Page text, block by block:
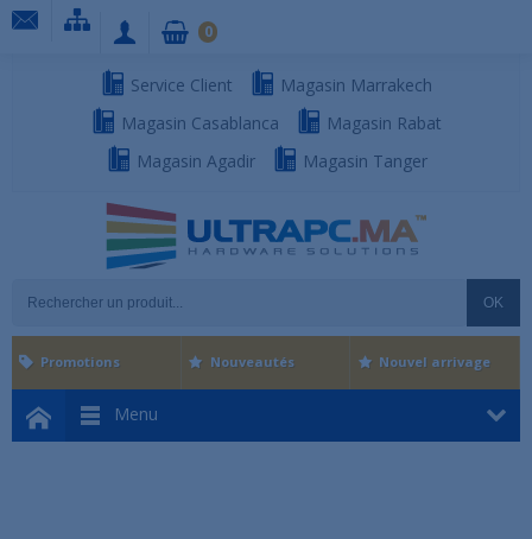
Service Client
Magasin Marrakech
Magasin Casablanca
Magasin Rabat
Magasin Agadir
Magasin Tanger
OK
0
Menu
Promotions Nouveautés Nouvel arrivage